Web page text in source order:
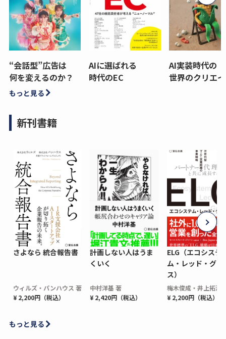
“会話型”広告は
何を変えるのか？
AIに選ばれる
時代のEC
AI実装時代の
世界のクリエ
もっと見る
新刊書籍
さよなら 統合報告書
ウィルズ・パンハウス 著
¥ 2,200円（税込）
計画しない人はうま
くいく
中村洋基 著
¥ 2,420円（税込）
ELG（エコシステ
ム・レッド・グロ
ス）
梅木俊成・井上拓海
¥ 2,200円（税込）
もっと見る